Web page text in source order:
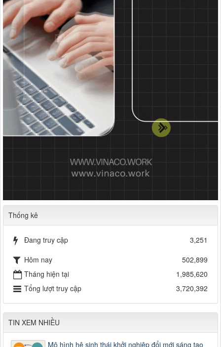
Thống kê
Đang truy cập
3,251
Hôm nay
502,899
Tháng hiện tại
1,985,620
Tổng lượt truy cập
3,720,392
TIN XEM NHIỀU
Mô hình hệ sinh thái khởi nghiệp đổi mới sáng tạo